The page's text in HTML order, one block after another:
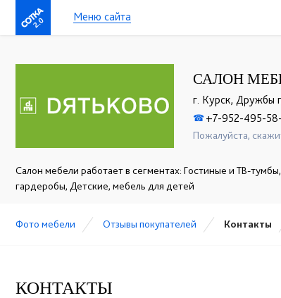
2.0 Меню сайта
САЛОН
г. Курск, Дружбы
☎+7-952-495-
Пожалуйста,
Салон мебели работает в сегментах: Гостиные и ТВ-
гардеробы, Детские, мебель для детей
Фото мебели Отзывы покупателей Контакты
КОНТАКТЫ